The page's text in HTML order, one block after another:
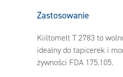
Zastosowanie
Kiiltomelt T 2783 to
idealny do tapicerek i
żywności FDA 175.105.